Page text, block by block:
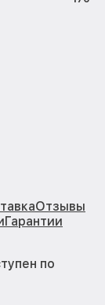
Отзывы
Гарантии
по